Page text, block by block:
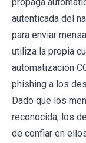
autenticada del
para enviar
utiliza la propia
automatización
phishing a los
Dado que los
reconocida, los
de confiar en